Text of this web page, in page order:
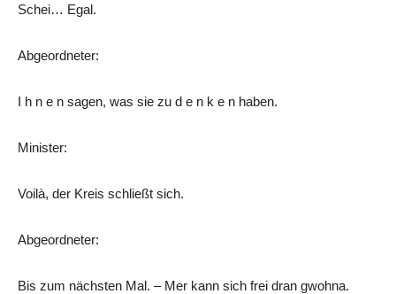
Schei… Egal.
Abgeordneter:
I h n e n sagen, was sie zu d e n k e n haben.
Minister:
Voilà, der Kreis schließt sich.
Abgeordneter:
Bis zum nächsten Mal. – Mer kann sich frei dran gwohna.